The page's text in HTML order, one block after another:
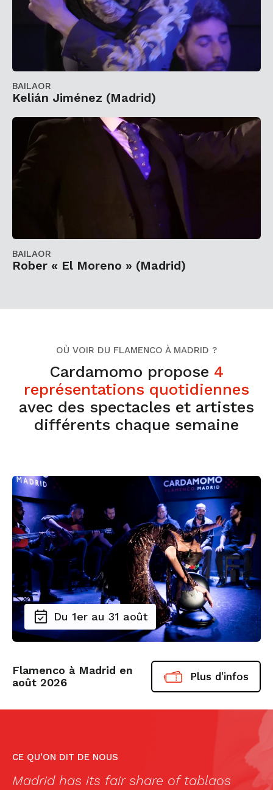
BAILAOR
Kelián Jiménez (Madrid)
BAILAOR
Rober « El Moreno » (Madrid)
OÙ VOIR DU FLAMENCO À MADRID ?
Cardamomo propose 4
représentations quotidiennes
avec des spectacles et artistes
différents chaque semaine
Du 1er au 31 août
Flamenco à Madrid en
août 2026
Plus d'infos
CE QU’ON DIT DE NOUS
Madrid has its fair share of tablaos